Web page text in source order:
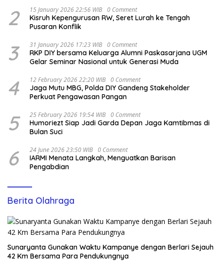
2 15 January 2026 22:56 WIB 0 Comment
Kisruh Kepengurusan RW, Seret Lurah ke Tengah
Pusaran Konflik
3 31 January 2026 17:23 WIB 0 Comment
RKP DIY bersama Keluarga Alumni Paskasarjana UGM
Gelar Seminar Nasional untuk Generasi Muda
4 12 February 2026 22:20 WIB 0 Comment
Jaga Mutu MBG, Polda DIY Gandeng Stakeholder
Perkuat Pengawasan Pangan
5 25 February 2026 19:54 WIB 0 Comment
Humoriezt Siap Jadi Garda Depan Jaga Kamtibmas di
Bulan Suci
6 24 June 2026 23:50 WIB 0 Comment
IARMI Menata Langkah, Menguatkan Barisan
Pengabdian
Berita Olahraga
Sunaryanta Gunakan Waktu Kampanye dengan Berlari Sejauh
42 Km Bersama Para Pendukungnya